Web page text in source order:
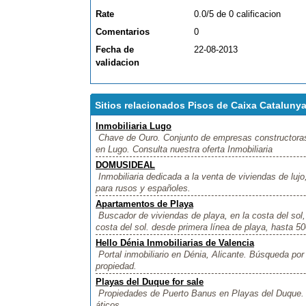
Rate
0.0/5 de 0 calificacion
Comentarios
0
Fecha de
validacion
22-08-2013
Sitios relacionados Pisos de Caixa
Inmobiliaria Lugo
Chave de Ouro. Conjunto de empresas
en Lugo. Consulta nuestra oferta Inmobiliaria
DOMUSIDEAL
Inmobiliaria dedicada a la venta de viviendas de
para rusos y españoles.
Apartamentos de Playa
Buscador de viviendas de playa, en la costa del
costa del sol. desde primera línea de playa, hasta
Hello Dénia Inmobiliarias de Valencia
Portal inmobiliario en Dénia, Alicante. Búsqueda
propiedad.
Playas del Duque for sale
Propiedades de Puerto Banus en Playas del